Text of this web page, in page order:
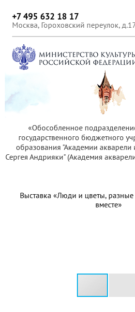
«Обособленное
государственного бюджетного
образования "Академии акварели
Сергея Андрияки" (Академия
+7 495 632 18 17
Москва, Гороховский переулок,
Выставка «Люди и цветы,
вместе»